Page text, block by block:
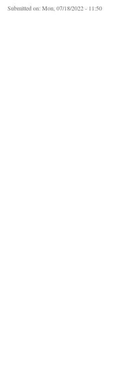
Submitted on:Mon, 07/18/2022 - 11:50